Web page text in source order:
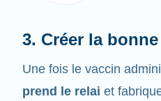
Une fois le vaccin
prend le relaiet
conformément aux